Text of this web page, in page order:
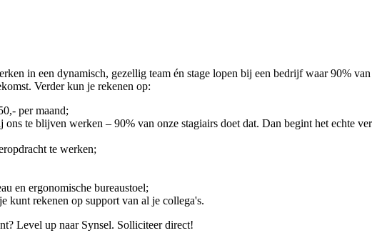
in een dynamisch, gezellig team én stage lopen bij een bedrijf waar 90%
Verder kun je rekenen op:
per maand;
te blijven werken – 90% van onze stagiairs doet dat. Dan begint het echte
te werken;
en ergonomische bureaustoel;
kunt rekenen op support van al je collega's.
Level up naar Synsel. Solliciteer direct!